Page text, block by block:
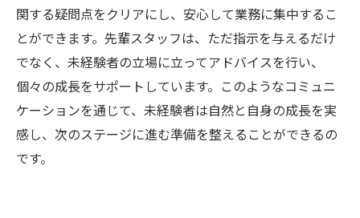
関する疑問点をクリアにし、安心して業務に集中するこ
とができます。先輩スタッフは、ただ指示を与えるだけ
でなく、未経験者の立場に立ってアドバイスを行い、
個々の成長をサポートしています。このようなコミュニ
ケーションを通じて、未経験者は自然と自身の成長を実
感し、次のステージに進む準備を整えることができるの
です。